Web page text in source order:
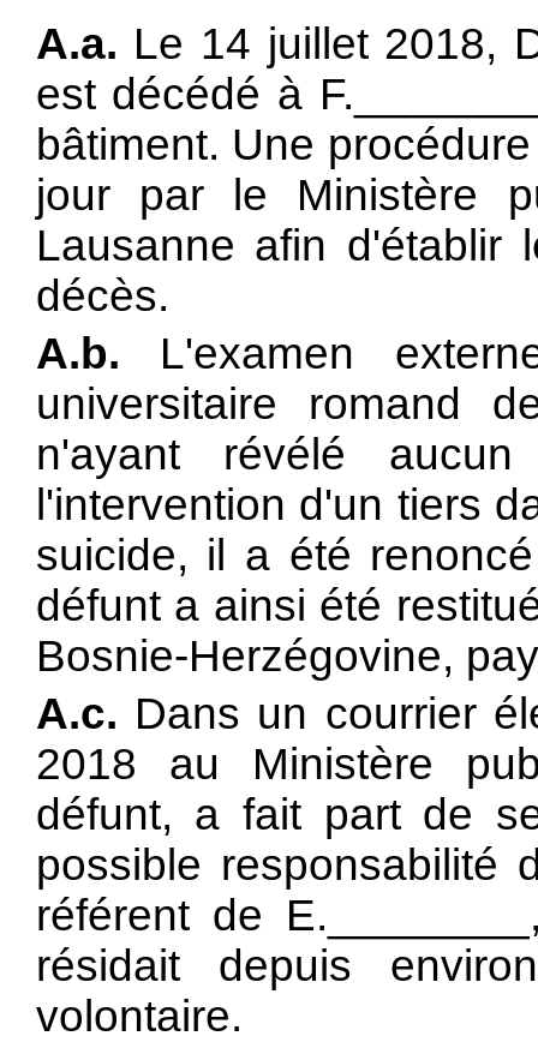
A.a. Le 14 juillet 2018,
est décédé à
bâtiment. Une
jour par le Ministère
Lausanne afin d'établir
décès.
A.b. L'examen
universitaire romand
n'ayant révélé
l'intervention d'un tiers
suicide, il a été
défunt a ainsi été
Bosnie-Herzégovine,
A.c. Dans un courrier
2018 au Ministère
défunt, a fait part de
possible responsabilité
référent de
résidait depuis
volontaire.